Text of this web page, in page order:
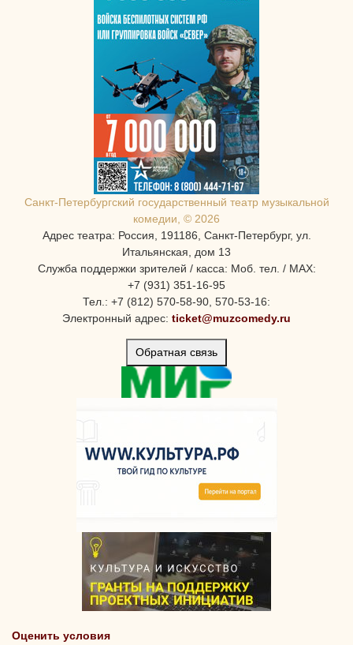
Санкт-Петербургcкий государственный театр музыкальной
комедии, © 2026
Адрес театра: Россия, 191186, Санкт-Петербург, ул.
Итальянская, дом 13
Служба поддержки зрителей / касса: Моб. тел. / MAX:
+7 (931) 351-16-95
Тел.: +7 (812) 570-58-90, 570-53-16:
Электронный адрес: ticket@muzcomedy.ru
Обратная связь
Оценить условия